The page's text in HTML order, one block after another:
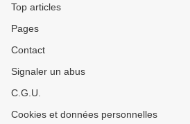
Top articles
Pages
Contact
Signaler un abus
C.G.U.
Cookies et données personnelles